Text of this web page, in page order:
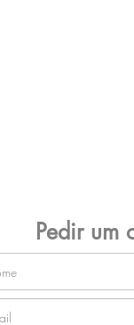
Pedir um